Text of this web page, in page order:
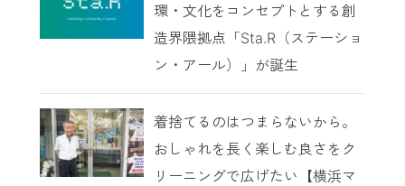
環・文化をコンセプトとする創
造界隈拠点「Sta.R（ステーショ
ン・アール）」が誕生
着捨てるのはつまらないから。
おしゃれを長く楽しむ良さをク
リーニングで広げたい【横浜マ